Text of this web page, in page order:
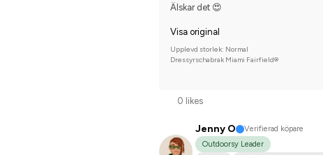
Älskar det 😍
Visa original
Upplevd storlek: Normal
Dressyrschabrak Miami Fairfield®
0 likes
Jenny O
Verifierad köpare
Outdoorsy Leader